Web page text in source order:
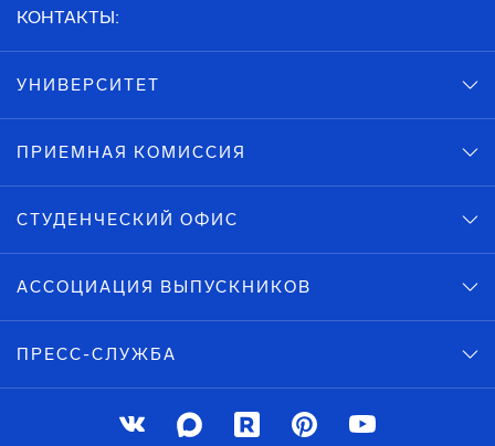
КОНТАКТЫ:
УНИВЕРСИТЕТ
ПРИЕМНАЯ КОМИССИЯ
СТУДЕНЧЕСКИЙ ОФИС
АССОЦИАЦИЯ ВЫПУСКНИКОВ
ПРЕСС-СЛУЖБА